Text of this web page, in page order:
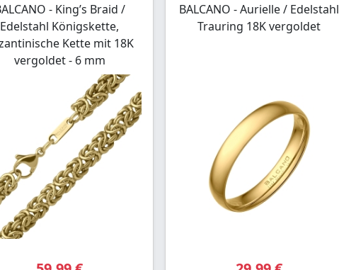
- King’s Braid /
Edelstahl Königskette,
Kette mit 18K
vergoldet - 6 mm
BALCANO - Aurielle / Edelstahl
Trauring 18K vergoldet